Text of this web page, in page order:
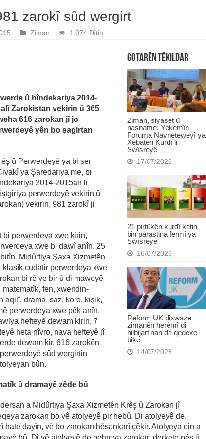
zarokî sûd wergirt
Ziman 1,074 Dîtin
Gotarên Têkildar
Ziman, siyaset û
nasname: Yekemîn
Foruma Navneteweyî ya
Xebatên Kurdî li
Swîsreyê
17/07/2026
21 pirtûkên kurdî ketin
bin parastina fermî ya
Swîsreyê
16/07/2026
Reform UK dixwaze
zimanên herêmî di
hilbijartinan de qedexe
bike
14/07/2026
û hîndekariya 2014-
Zarokistan vekirin û 365
616 zarokan jî jo
yên bo şagirtan
û Perwerdeyê ya bi ser
ya Şaredariya me, bi
2014-2015an li
perwerdeyê vekirin û
vekirin, 981 zarokî ji
bi perwerdeya xwe kirin,
xwe bi dawî anîn. 25
Midûrtiya Şaxa Xizmetên
klasîk cudatir perwerdeya xwe
bi rê ve bir û di maweyê
fen, xwendin-
aqilî, drama, saz, koro, kişik,
perwerdeya xwe pêk anîn.
hefteyê dewam kirin, 7
heta nîvro, nava hefteyê jî
dewam kir. 616 zarokên
sûd wergirtin
bûn.
û dramayê zêde bû
a Midûrtiya Şaxa Xizmetên Krêş û Zarokan jî
zarokan bo vê atolyeyê pir hebû. Di atolyeyê de,
hate dayîn, vê bo zarokan hêsankarî çêkir. Atolyeya din a
bû. Di vê atolyeyê de behreya zarokan derkete pêş û